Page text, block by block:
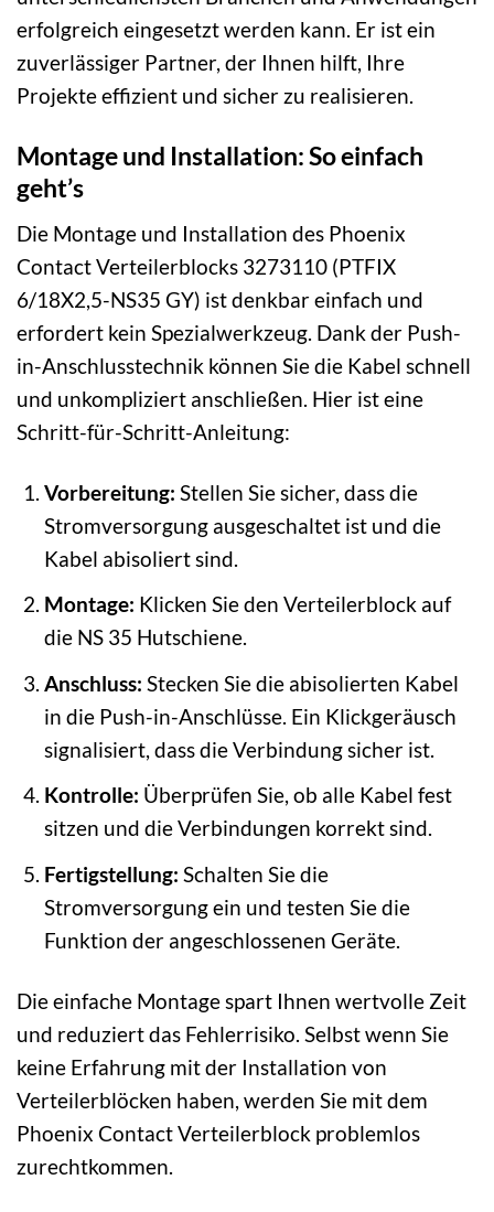
erfolgreich eingesetzt werden kann. Er ist ein
zuverlässiger Partner, der Ihnen hilft, Ihre
Projekte effizient und sicher zu realisieren.
Montage und Installation: So einfach
geht’s
Die Montage und Installation des Phoenix
Contact Verteilerblocks 3273110 (PTFIX
6/18X2,5-NS35 GY) ist denkbar einfach und
erfordert kein Spezialwerkzeug. Dank der Push-
in-Anschlusstechnik können Sie die Kabel schnell
und unkompliziert anschließen. Hier ist eine
Schritt-für-Schritt-Anleitung:
Vorbereitung: Stellen Sie sicher, dass die
Stromversorgung ausgeschaltet ist und die
Kabel abisoliert sind.
Montage: Klicken Sie den Verteilerblock auf
die NS 35 Hutschiene.
Anschluss: Stecken Sie die abisolierten Kabel
in die Push-in-Anschlüsse. Ein Klickgeräusch
signalisiert, dass die Verbindung sicher ist.
Kontrolle: Überprüfen Sie, ob alle Kabel fest
sitzen und die Verbindungen korrekt sind.
Fertigstellung: Schalten Sie die
Stromversorgung ein und testen Sie die
Funktion der angeschlossenen Geräte.
Die einfache Montage spart Ihnen wertvolle Zeit
und reduziert das Fehlerrisiko. Selbst wenn Sie
keine Erfahrung mit der Installation von
Verteilerblöcken haben, werden Sie mit dem
Phoenix Contact Verteilerblock problemlos
zurechtkommen.